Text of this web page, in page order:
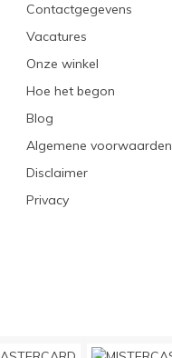
Contactgegevens
Vacatures
Onze winkel
Hoe het begon
Blog
Algemene voorwaarden
Disclaimer
Privacy